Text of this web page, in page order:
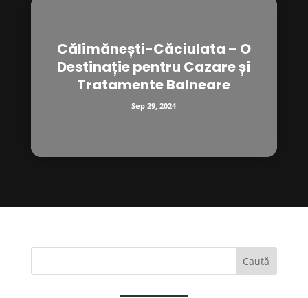
Călimănești-Căciulata – O
Destinație pentru Cazare și
Tratamente Balneare
Sep 29, 2024
Caută